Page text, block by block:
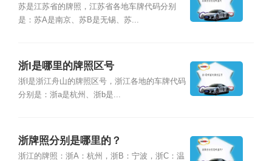
苏是江苏省的牌照，江苏省各地车牌代码分别
是：苏A是南京、苏B是无锡、苏...
浙l是哪里的牌照区号
浙l是浙江舟山的牌照区号，浙江各地的车牌代码
分别是：浙a是杭州、浙b是...
浙牌照分别是哪里的？
浙江的牌照：浙A：杭州，浙B：宁波，浙C：温